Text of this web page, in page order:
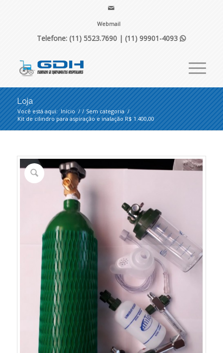
Webmail
Telefone: (11) 5523.7690 |(11) 99901-4093
Loja
Você está aqui: Início / / Sem categoria /
Kit de cilindro para aspiração e inalação R$ 1.400,00